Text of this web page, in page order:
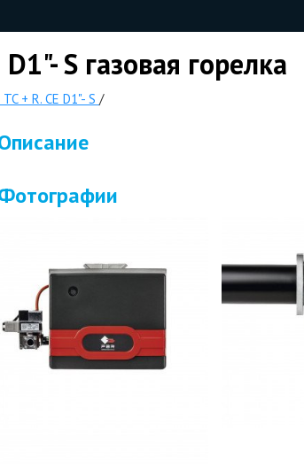
S газовая горелка
+ R. CE D1"- S /